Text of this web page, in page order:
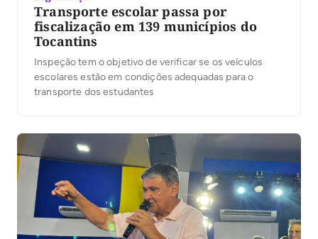
Transporte escolar passa por
fiscalização em 139 municípios do
Tocantins
Inspeção tem o objetivo de verificar se os veículos
escolares estão em condições adequadas para o
transporte dos estudantes